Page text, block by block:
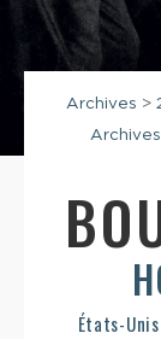
Archives >
Archives
États-